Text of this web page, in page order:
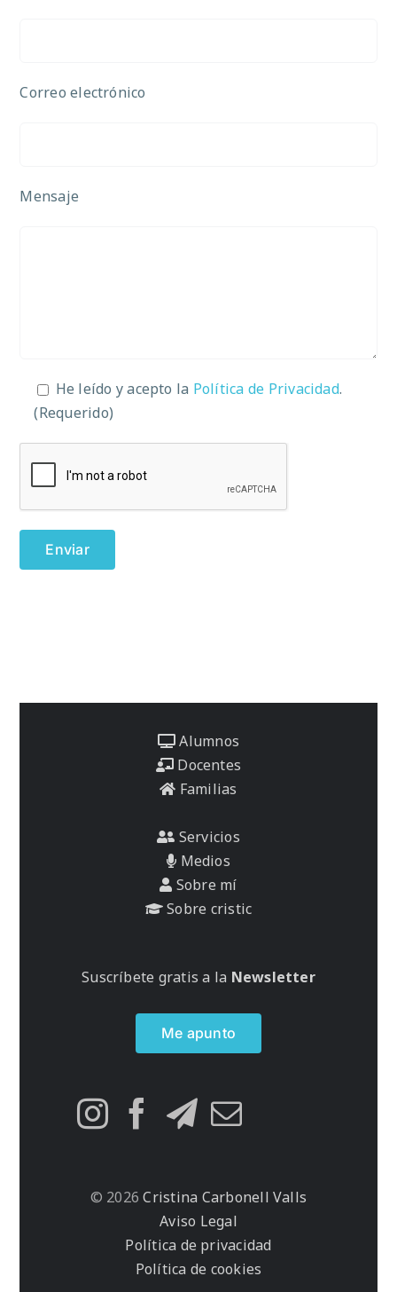
Correo electrónico
Mensaje
He leído y acepto la Política de Privacidad.
(Requerido)
Alumnos
Docentes
Familias
Servicios
Medios
Sobre mí
Sobre cristic
Suscríbete gratis a la Newsletter
Me apunto
© 2026 Cristina Carbonell Valls
Aviso Legal
Política de privacidad
Política de cookies